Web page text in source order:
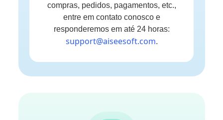
compras, pedidos, pagamentos, etc.,
entre em contato conosco e
responderemos em até 24 horas:
support@aiseesoft.com.